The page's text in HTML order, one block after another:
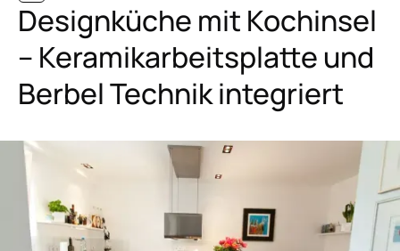
Designküche mit Kochinsel
– Keramikarbeitsplatte und
Berbel Technik integriert